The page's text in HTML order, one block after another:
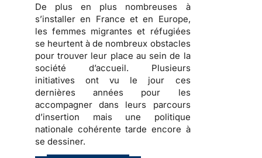
De plus en plus nombreuses à
s’installer en France et en Europe,
lesfemmes migrantes et réfugiées
se heurtent à de nombreux obstacles
pour trouver leur place au sein de la
société d’accueil. Plusieurs
initiatives ont vu le jour ces
dernières années pour les
accompagner dans leurs parcours
d’insertion mais une politique
nationale cohérente tarde encore à
se dessiner.